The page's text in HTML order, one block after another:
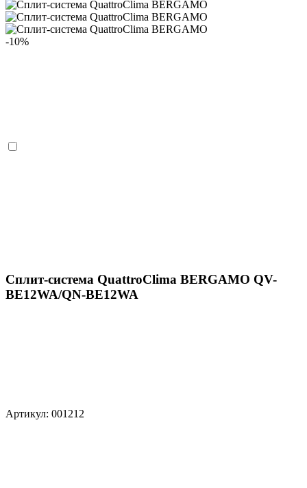
-10%
Сплит-система QuattroClima BERGAMO QV-
BE12WA/QN-BE12WA
Артикул: 001212